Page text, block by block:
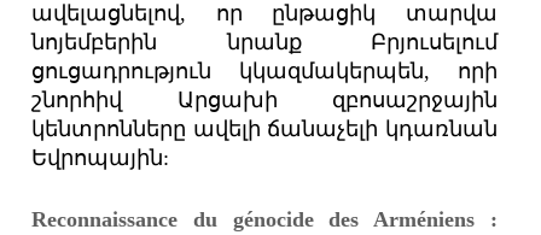
ավելացնելով, որ ընթացիկ տարվա
նոյեմբերին նրանք Բրյուսելում
ցուցադրություն կկազմակերպեն, որի
շնորհիվ Արցախի զբոսաշրջային
կենտրոնները ավելի ճանաչելի կդառնան
Եվրոպային:
Reconnaissance du génocide des Arméniens :